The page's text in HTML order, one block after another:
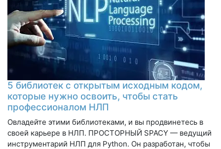
5 библиотек с открытым исходным кодом,
которые нужно освоить, чтобы стать
профессионалом НЛП
Овладейте этими библиотеками, и вы продвинетесь в
своей карьере в НЛП. ПРОСТОРНЫЙ SPACY — ведущий
инструментарий НЛП для Python. Он разработан, чтобы